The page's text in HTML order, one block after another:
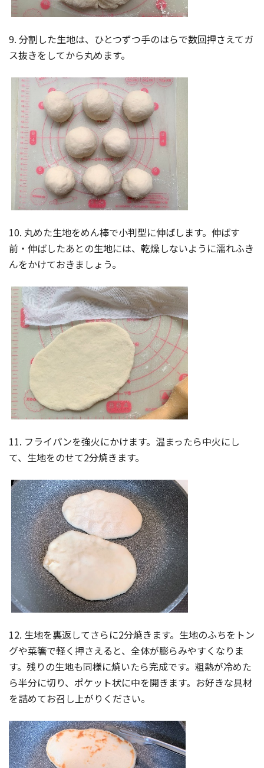
9. 分割した生地は、ひとつずつ手のはらで数回押さえてガ
ス抜きをしてから丸めます。
10. 丸めた生地をめん棒で小判型に伸ばします。伸ばす
前・伸ばしたあとの生地には、乾燥しないように濡れふき
んをかけておきましょう。
11. フライパンを強火にかけます。温まったら中火にし
て、生地をのせて2分焼きます。
12. 生地を裏返してさらに2分焼きます。生地のふちをトン
グや菜箸で軽く押さえると、全体が膨らみやすくなりま
す。残りの生地も同様に焼いたら完成です。粗熱が冷めた
ら半分に切り、ポケット状に中を開きます。お好きな具材
を詰めてお召し上がりください。